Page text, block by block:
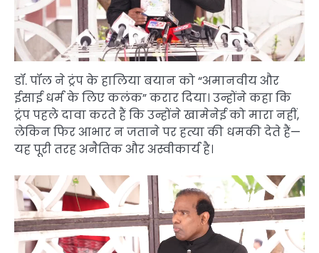
डॉ. पॉल ने ट्रंप के हालिया बयान को “अमानवीय और
ईसाई धर्म के लिए कलंक” करार दिया। उन्होंने कहा कि
ट्रंप पहले दावा करते हैं कि उन्होंने खामेनेई को मारा नहीं,
लेकिन फिर आभार न जताने पर हत्या की धमकी देते हैं—
यह पूरी तरह अनैतिक और अस्वीकार्य है।